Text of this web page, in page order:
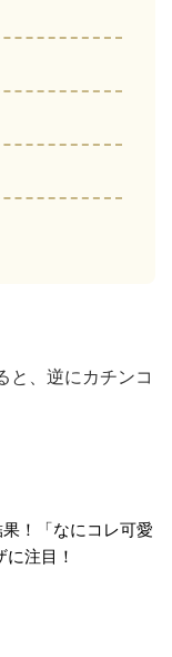
と、逆にカチンコ
！「なにコレ可愛
注目！